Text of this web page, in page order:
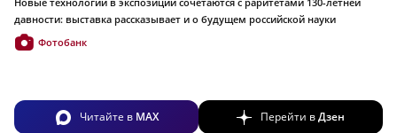
давности: выставка рассказывает и о будущем российской науки
Фотобанк
Читайте в MAX Перейти вДзен